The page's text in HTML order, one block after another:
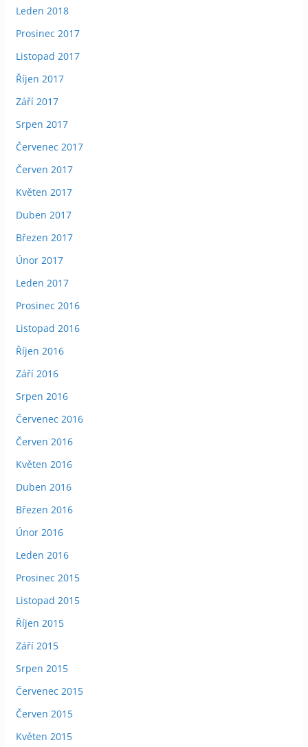
Leden 2018
Prosinec 2017
Listopad 2017
Říjen 2017
Září 2017
Srpen 2017
Červenec 2017
Červen 2017
Květen 2017
Duben 2017
Březen 2017
Únor 2017
Leden 2017
Prosinec 2016
Listopad 2016
Říjen 2016
Září 2016
Srpen 2016
Červenec 2016
Červen 2016
Květen 2016
Duben 2016
Březen 2016
Únor 2016
Leden 2016
Prosinec 2015
Listopad 2015
Říjen 2015
Září 2015
Srpen 2015
Červenec 2015
Červen 2015
Květen 2015